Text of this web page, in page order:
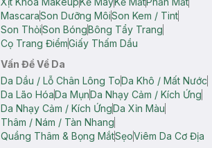
MascaraSon Dưỡng MôiSon Kem / Tint
Son ThỏiSon BóngBông Tẩy Trang
Cọ Trang ĐiểmGiấy Thấm Dầu
Vấn Đề Về Da
Da Dầu / Lỗ Chân Lông ToDa Khô / Mất Nước
Da Lão HóaDa MụnDa Nhạy Cảm / Kích Ứng
Da Nhạy Cảm / Kích ỨngDa Xỉn Màu
Thâm / Nám / Tàn Nhang
Quầng Thâm & Bọng MắtSẹoViêm Da Cơ Địa